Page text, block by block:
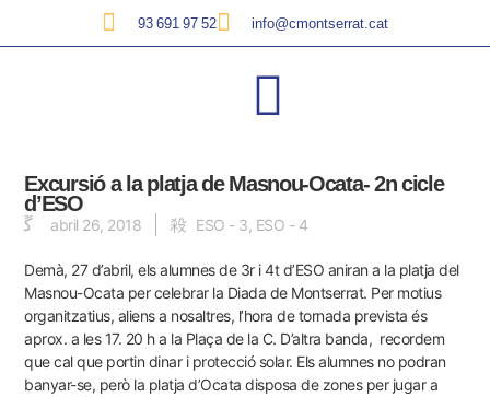
93 691 97 52 info@cmontserrat.cat
Excursió a la platja de Masnou-Ocata- 2n cicle
d’ESO
abril 26, 2018 ESO - 3 ESO - 4
Demà, 27 d’abril, els alumnes de 3r i 4t d’ESO aniran a la platja del
Masnou-Ocata per celebrar la Diada de Montserrat. Per motius
organitzatius, aliens a nosaltres, l’hora de tornada prevista és
aprox. a les 17. 20 h a la Plaça de la C. D’altra banda, recordem
que cal que portin dinar i protecció solar. Els alumnes no podran
banyar-se, però la platja d’Ocata disposa de zones per jugar a